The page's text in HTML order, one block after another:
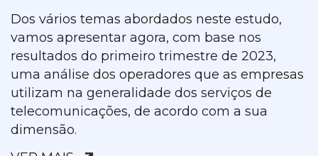
Dos vários temas abordados neste estudo,
vamos apresentar agora, com base nos
resultados do primeiro trimestre de 2023,
uma análise dos operadores que as empresas
utilizam na generalidade dos serviços de
telecomunicações, de acordo com a sua
dimensão.